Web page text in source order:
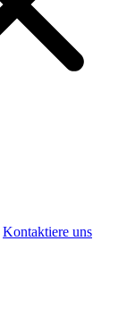
Kontaktiere uns